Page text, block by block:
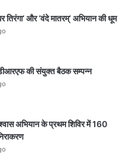
तिरंगा’ और ‘वंदे मातरम्’ अभियान की धूम
की संयुक्त बैठक सम्पन्न
अभियान के प्रथम शिविर में 160